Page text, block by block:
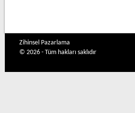
Zihinsel Pazarlama
© 2026 - Tüm hakları saklıdır